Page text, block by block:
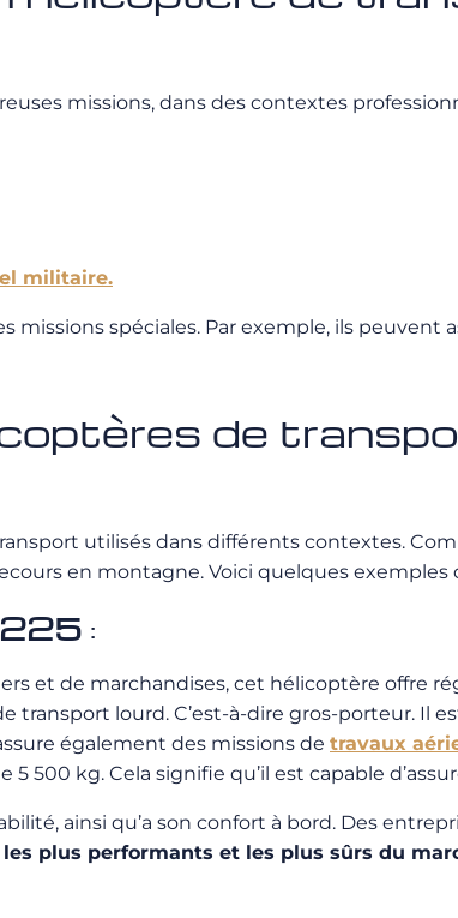
missions, dans des contextes
militaire.
spéciales. Par exemple, ils
de
utilisés dans différents contextes.
en montagne. Voici quelques
:
et de marchandises, cet hélicoptère offre
transport lourd. C’est-à-dire gros-porteur. Il
également des missions de travaux
500 kg. Cela signifie qu’il est capable
ainsi qu’a son confort à bord. Des
plus performants et les plus sûrs du